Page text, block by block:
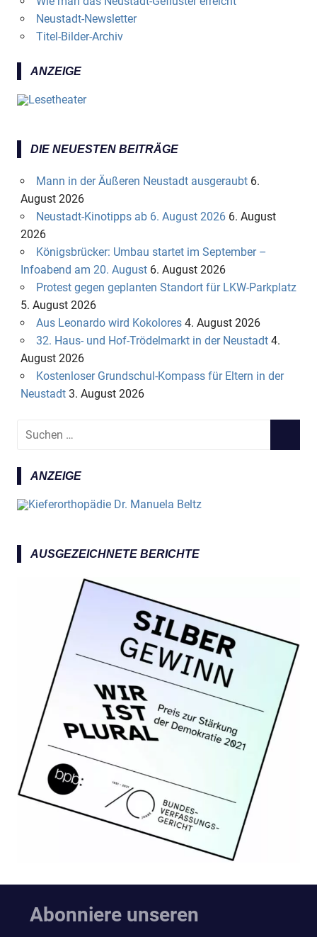
Neustadt-Newsletter
Titel-Bilder-Archiv
ANZEIGE
DIE NEUESTEN BEITRÄGE
Mann in der Äußeren Neustadt ausgeraubt 6.
August 2026
Neustadt-Kinotipps ab 6. August 2026 6. August
2026
Königsbrücker: Umbau startet im September –
Infoabend am 20. August 6. August 2026
Protest gegen geplanten Standort für LKW-Parkplatz
5. August 2026
Aus Leonardo wird Kokolores 4. August 2026
32. Haus- und Hof-Trödelmarkt in der Neustadt 4.
August 2026
Kostenloser Grundschul-Kompass für Eltern in der
Neustadt 3. August 2026
e
ANZEIGE
AUSGEZEICHNETE BERICHTE
Abonniere unseren